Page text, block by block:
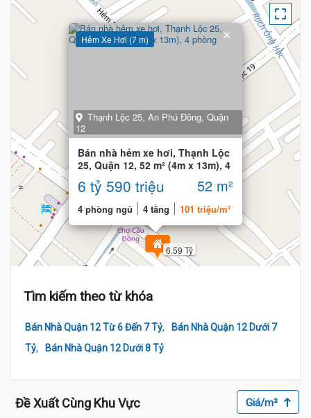
6.59 Tỷ
Hẻm Xe Hơi (7 m)
Thạnh Lộc 25, An Phú Đông, Quận
12
Bán nhà hẻm xe hơi, Thạnh Lộc
25, Quận 12, 52 m² (4m x 13m), 4
phòng
6 tỷ 590 triệu 52 m²
4 phòng ngủ 4 tầng 101 triệu/m²
×
Tìm kiếm theo từ khóa
Bán Nhà Quận 12 Từ 6 Đến 7 Tỷ,
Bán Nhà Quận 12 Dưới 7
Tỷ, Bán Nhà Quận 12 Dưới 8 Tỷ
Đề Xuất Cùng Khu Vực Giá/m²